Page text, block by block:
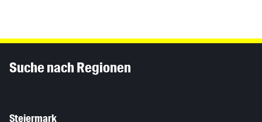
Suche nach Regionen
Steiermark